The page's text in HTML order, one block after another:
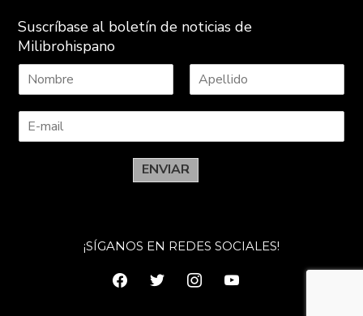
Suscríbase al boletín de noticias de
Milibrohispano
o
b
p
l
d
ENVIAR
¡SÍGANOS EN REDES SOCIALES!
facebooktwitterinstagramyoutube